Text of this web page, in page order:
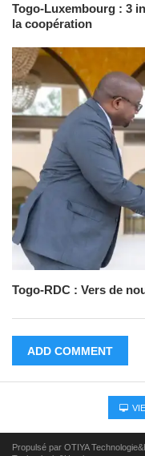
Togo-Luxembourg : 3
la coopération
Togo-RDC : Vers de
ADD COMMENT
Propulsé par OTIYA